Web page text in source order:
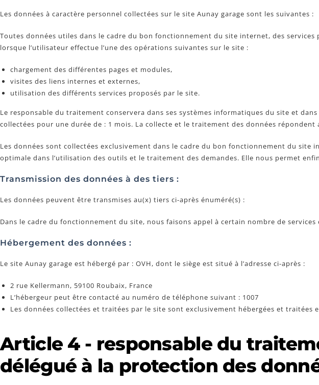
Les données à caractère personnel collectées sur le site Aunay garage sont les suivantes :
Toutes données utiles dans le cadre du bon fonctionnement du site internet, des
lorsque l’utilisateur effectue l’une des opérations suivantes sur le site :
chargement des différentes pages et modules,
visites des liens internes et externes,
utilisation des différents services proposés par le site.
Le responsable du traitement conservera dans ses systèmes informatiques du site et
collectées pour une durée de : 1 mois. La collecte et le traitement des données répondent
Les données sont collectées exclusivement dans le cadre du bon fonctionnement du site
optimale dans l’utilisation des outils et le traitement des demandes. Elle nous permet
Transmission des données à des tiers :
Les données peuvent être transmises au(x) tiers ci-après énuméré(s) :
Dans le cadre du fonctionnement du site, nous faisons appel à certain nombre de
Hébergement des données :
Le site Aunay garage est hébergé par : OVH, dont le siège est situé à l’adresse ci-après :
2 rue Kellermann, 59100 Roubaix, France
L’hébergeur peut être contacté au numéro de téléphone suivant : 1007
Les données collectées et traitées par le site sont exclusivement hébergées et traitées
Article 4 - responsable du
délégué à la protection des